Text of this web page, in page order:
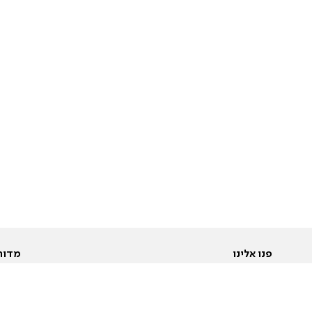
פנו אלינו